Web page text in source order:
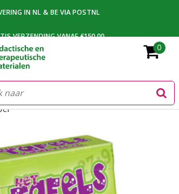
IN NL & BE VIA POSTNL
VERZENDING VANAF €150,00
IDEAL, BANCONTACT OF FACTUUR
0